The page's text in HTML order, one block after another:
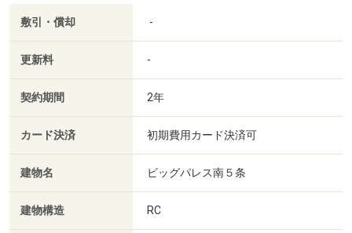
敷引・償却 -
更新料 -
契約期間 2年
カード決済 初期費用カード決済可
建物名 ビッグパレス南５条
建物構造 RC